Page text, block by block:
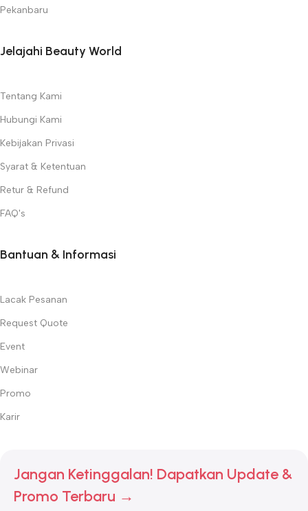
Pekanbaru
Jelajahi Beauty World
Tentang Kami
Hubungi Kami
Kebijakan Privasi
Syarat & Ketentuan
Retur & Refund
FAQ's
Bantuan & Informasi
Lacak Pesanan
Request Quote
Event
Webinar
Promo
Karir
Jangan Ketinggalan! Dapatkan Update &
Promo Terbaru →